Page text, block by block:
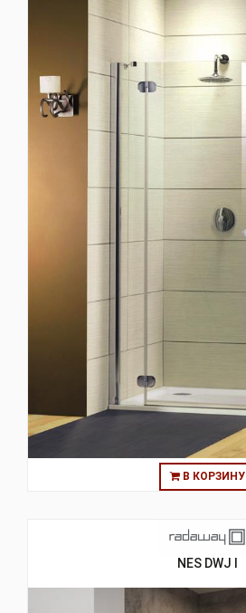
В КОРЗИНУ
NES DWJ I